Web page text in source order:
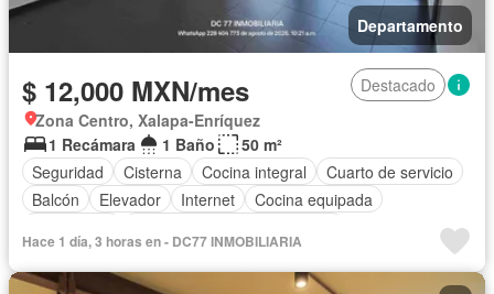
Departamento
$ 12,000 MXN/mes
Destacado
Zona Centro, Xalapa-Enríquez
1 Recámara
1 Baño
50 m²
Seguridad
Cisterna Cocina integral
Cuarto de servicio
Balcón
Elevador Internet
Cocina equipada
Aire acondicionado
Agua
Cuarto de Limpieza
Zonas verdes
Gas natural Recámara con closet
Hace 1 día, 3 horas en - DC77 INMOBILIARIA